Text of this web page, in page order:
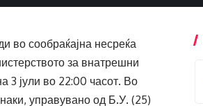
во сообраќајна несреќа
за внатрешни
3 јули во 22:00 часот. Во
управувано од Б.У. (25)